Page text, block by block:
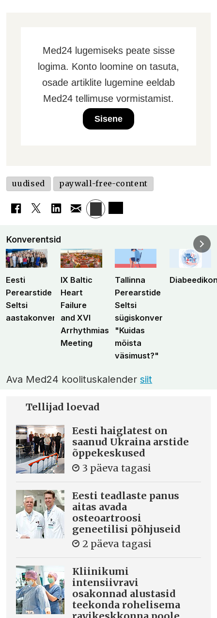
Med24 lugemiseks peate sisse
logima. Konto loomine on tasuta,
osade artiklite lugemine eeldab
Med24 tellimuse vormistamist.
Sisene
uudised paywall-free-content
Konverentsid
Eesti
Perearstide
Seltsi
aastakonverents
IX Baltic
Heart
Failure
and XVI
Arrhythmias
Meeting
Tallinna
Perearstide
Seltsi
sügiskonverents
"Kuidas
mõista
väsimust?"
Ava Med24 koolituskalendersiit
Tellijad loevad
Eesti haiglatest on
saanud Ukraina arstide
õppekeskused
3 päeva tagasi
Eesti teadlaste panus
aitas avada
osteoartroosi
geneetilisi põhjuseid
2 päeva tagasi
Kliinikumi
intensiivravi
osakonnad alustasid
teekonda rohelisema